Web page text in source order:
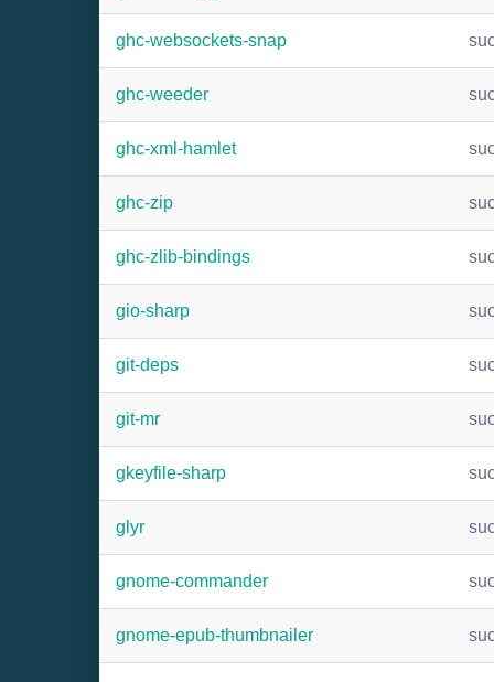
ghc-websockets-snap
ghc-weeder
ghc-xml-hamlet
ghc-zip
ghc-zlib-bindings
gio-sharp
git-deps
git-mr
gkeyfile-sharp
glyr
gnome-commander
gnome-epub-thumbnailer